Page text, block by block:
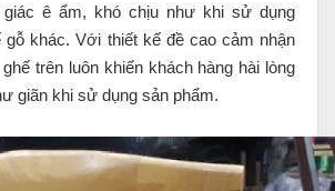
giác ê ẩm, khó chịu như khi sử dụng
gỗ khác. Với thiết kế đề cao cảm nhận
trên luôn khiến khách hàng hài lòng
giãn khi sử dụng sản phẩm.